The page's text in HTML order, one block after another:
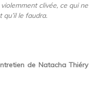
clivée, ce qui ne
qu’il le faudra.
de Natacha Thiéry